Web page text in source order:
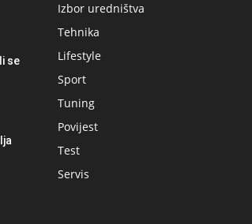
se
Izbor uredništva
Tehnika
Lifestyle
Sport
Tuning
Povijest
Test
Servis